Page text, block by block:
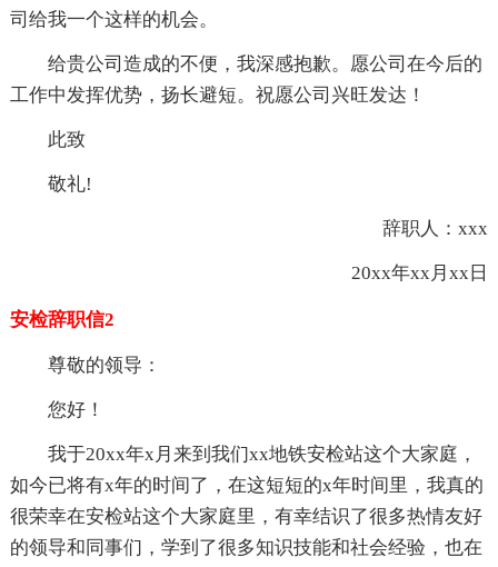
司给我一个这样的机会。
给贵公司造成的不便，我深感抱歉。愿公司在今后的
工作中发挥优势，扬长避短。祝愿公司兴旺发达！
此致
敬礼!
辞职人：xxx
20xx年xx月xx日
安检辞职信2
尊敬的领导：
您好！
我于20xx年x月来到我们xx地铁安检站这个大家庭，
如今已将有x年的时间了，在这短短的x年时间里，我真的
很荣幸在安检站这个大家庭里，有幸结识了很多热情友好
的领导和同事们，学到了很多知识技能和社会经验，也在